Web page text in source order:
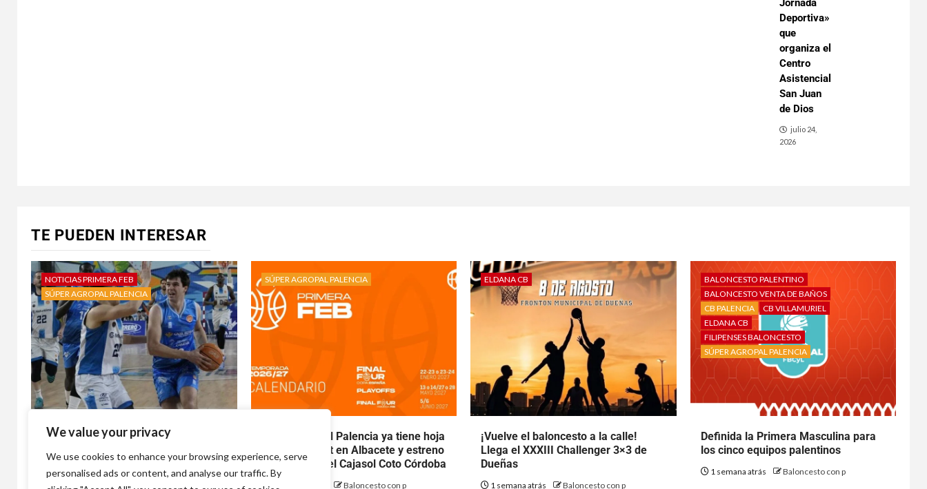
We value your privacy
We use cookies to enhance your browsing experience, serve
personalised ads or content, and analyse our traffic. By
Jornada
Deportiva»
que
organiza el
Centro
Asistencial
San Juan
de Dios
julio 24,
2026
TE PUEDEN INTERESAR
NOTICIAS PRIMERA FEB
SÚPER AGROPAL PALENCIA
Álvaro Martínez, el cupo más
deseado recala en Palencia
Baloncesto.
1 día atrás Bauhauss
SÚPER AGROPAL PALENCIA
Súper Agropal Palencia ya tiene hoja
de ruta , debut en Albacete y estreno
en casa ante el Cajasol Coto Córdoba
1 semana atrás Baloncesto con p
ELDANA CB
¡Vuelve el baloncesto a la calle!
Llega el XXXIII Challenger 3×3 de
Dueñas
1 semana atrás Baloncesto con p
BALONCESTO PALENTINO
BALONCESTO VENTA DE BAÑOS
CB PALENCIA
CB VILLAMURIEL
ELDANA CB
FILIPENSES BALONCESTO
SÚPER AGROPAL PALENCIA
Definida la Primera Masculina para
los cinco equipos palentinos
1 semana atrás Baloncesto con p